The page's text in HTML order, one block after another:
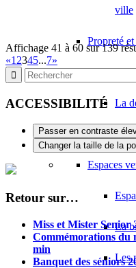
ville
Propreté
La
La
Espaces
La
Les
Affichage 41 à 60 sur 139
«1 2345...7»
ACCESSIBILITÉ
Passer en contraste
Changer la taille de la
Retour sur…
Miss et Mister Senior
Commémorations du
min
Banquet des séniors